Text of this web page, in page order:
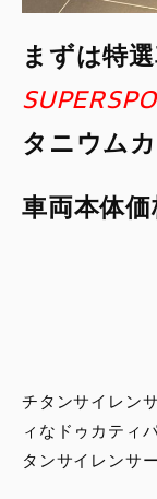
まずは特
タニウム
車両本体
チタンサイレン
ィなドゥカティ
タンサイレンサ